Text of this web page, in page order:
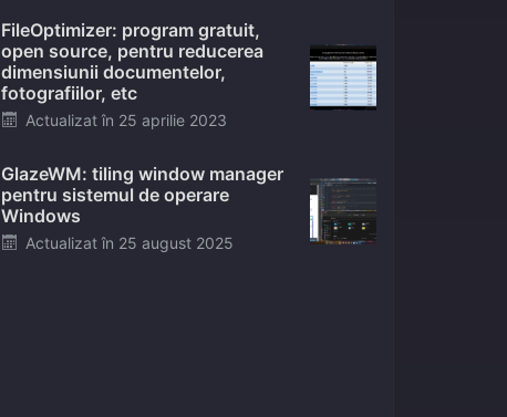
FileOptimizer: program gratuit,
open source, pentru reducerea
dimensiunii documentelor,
fotografiilor, etc
Posted
Actualizat în 25 aprilie 2023
GlazeWM: tiling window manager
pentru sistemul de operare
Windows
Posted
Actualizat în 25 august 2025